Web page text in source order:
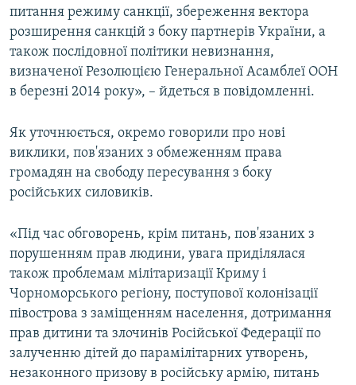
питання режиму санкції, збереження вектора
розширення санкцій з боку партнерів України, а
також послідовної політики невизнання,
визначеної Резолюцією Генеральної Асамблеї ООН
в березні 2014 року», – йдеться в повідомленні.
Як уточнюється, окремо говорили про нові
виклики, пов'язаних з обмеженням права
громадян на свободу пересування з боку
російських силовиків.
«Під час обговорень, крім питань, пов'язаних з
порушенням прав людини, увага приділялася
також проблемам мілітаризації Криму і
Чорноморського регіону, поступової колонізації
півострова з заміщенням населення, дотримання
прав дитини та злочинів Російської Федерації по
залученню дітей до парамілітарних утворень,
незаконного призову в російську армію, питань